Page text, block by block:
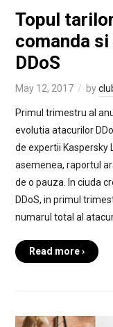
Topul
comanda
DDoS
May 12, 2017 by
Primul trimestru al
evolutia atacurilor
de expertii Kaspersky
asemenea, raportul
de o pauza. In ciuda
DDoS, in primul
numarul total al
Read more ›